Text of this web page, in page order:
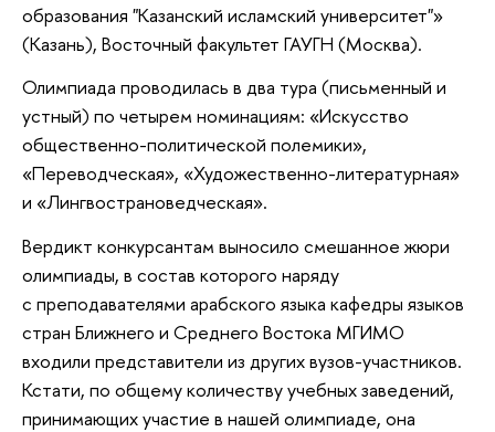
образования "Казанский исламский университет"»
(Казань), Восточный факультет ГАУГН (Москва).
Олимпиада проводилась в два тура (письменный и
устный) по четырем номинациям: «Искусство
общественно-политической полемики»,
«Переводческая», «Художественно-литературная»
и «Лингвострановедческая».
Вердикт конкурсантам выносило смешанное жюри
олимпиады, в состав которого наряду
с преподавателями арабского языка кафедры языков
стран Ближнего и Среднего Востока МГИМО
входили представители из других вузов-участников.
Кстати, по общему количеству учебных заведений,
принимающих участие в нашей олимпиаде, она